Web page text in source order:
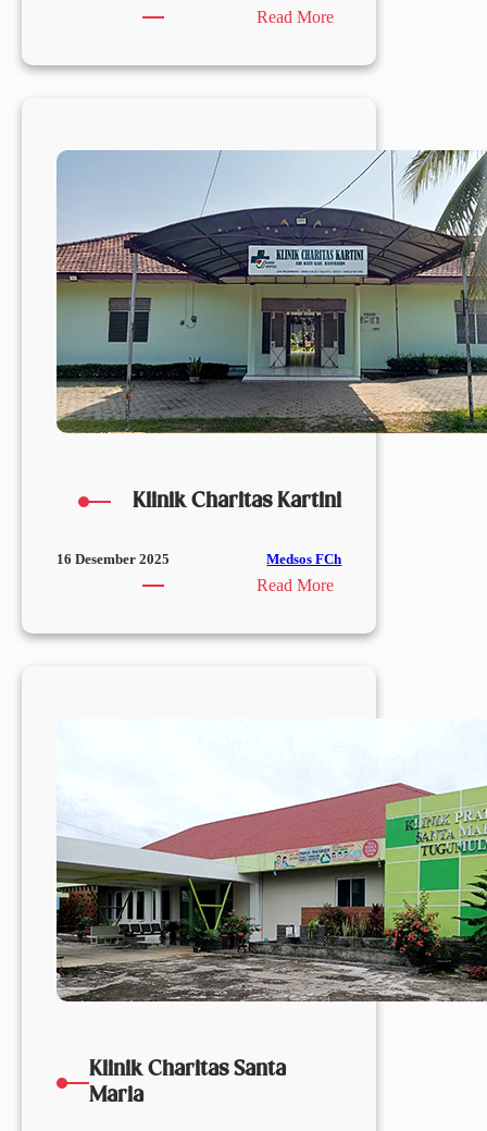
Read More:
Charitas
Klinik Charitas Kartini
16 Desember 2025 Medsos FCh
Read More:
Charitas
Klinik Charitas Santa
Maria